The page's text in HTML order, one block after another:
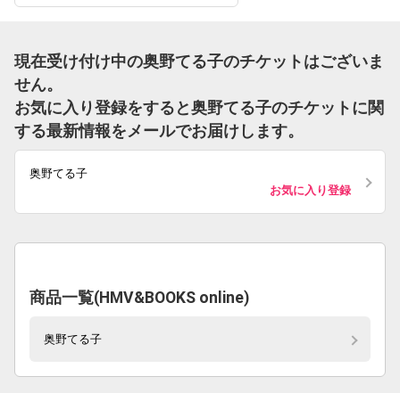
現在受け付け中の奥野てる子のチケットはございま
せん。
お気に入り登録をすると奥野てる子のチケットに関
する最新情報をメールでお届けします。
奥野てる子
お気に入り登録
商品一覧(HMV&BOOKS online)
奥野てる子